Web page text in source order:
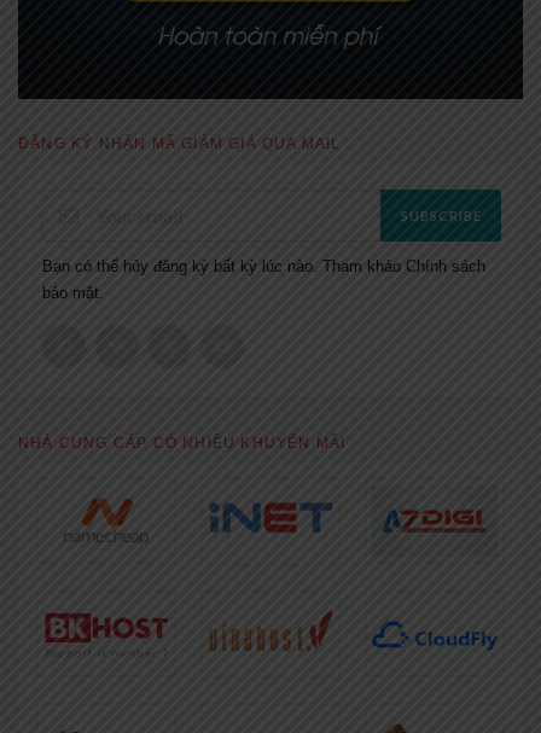
ĐĂNG KÝ NHẬN MÃ GIẢM GIÁ QUA MAIL
SUBSCRIBE
Bạn có thể hủy đăng ký bất kỳ lúc nào. Tham khảo Chính sách
bảo mật.
NHÀ CUNG CẤP CÓ NHIỀU KHUYẾN MÃI